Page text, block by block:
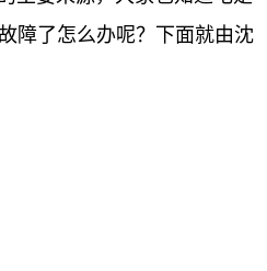
障了怎么办呢？下面就由沈